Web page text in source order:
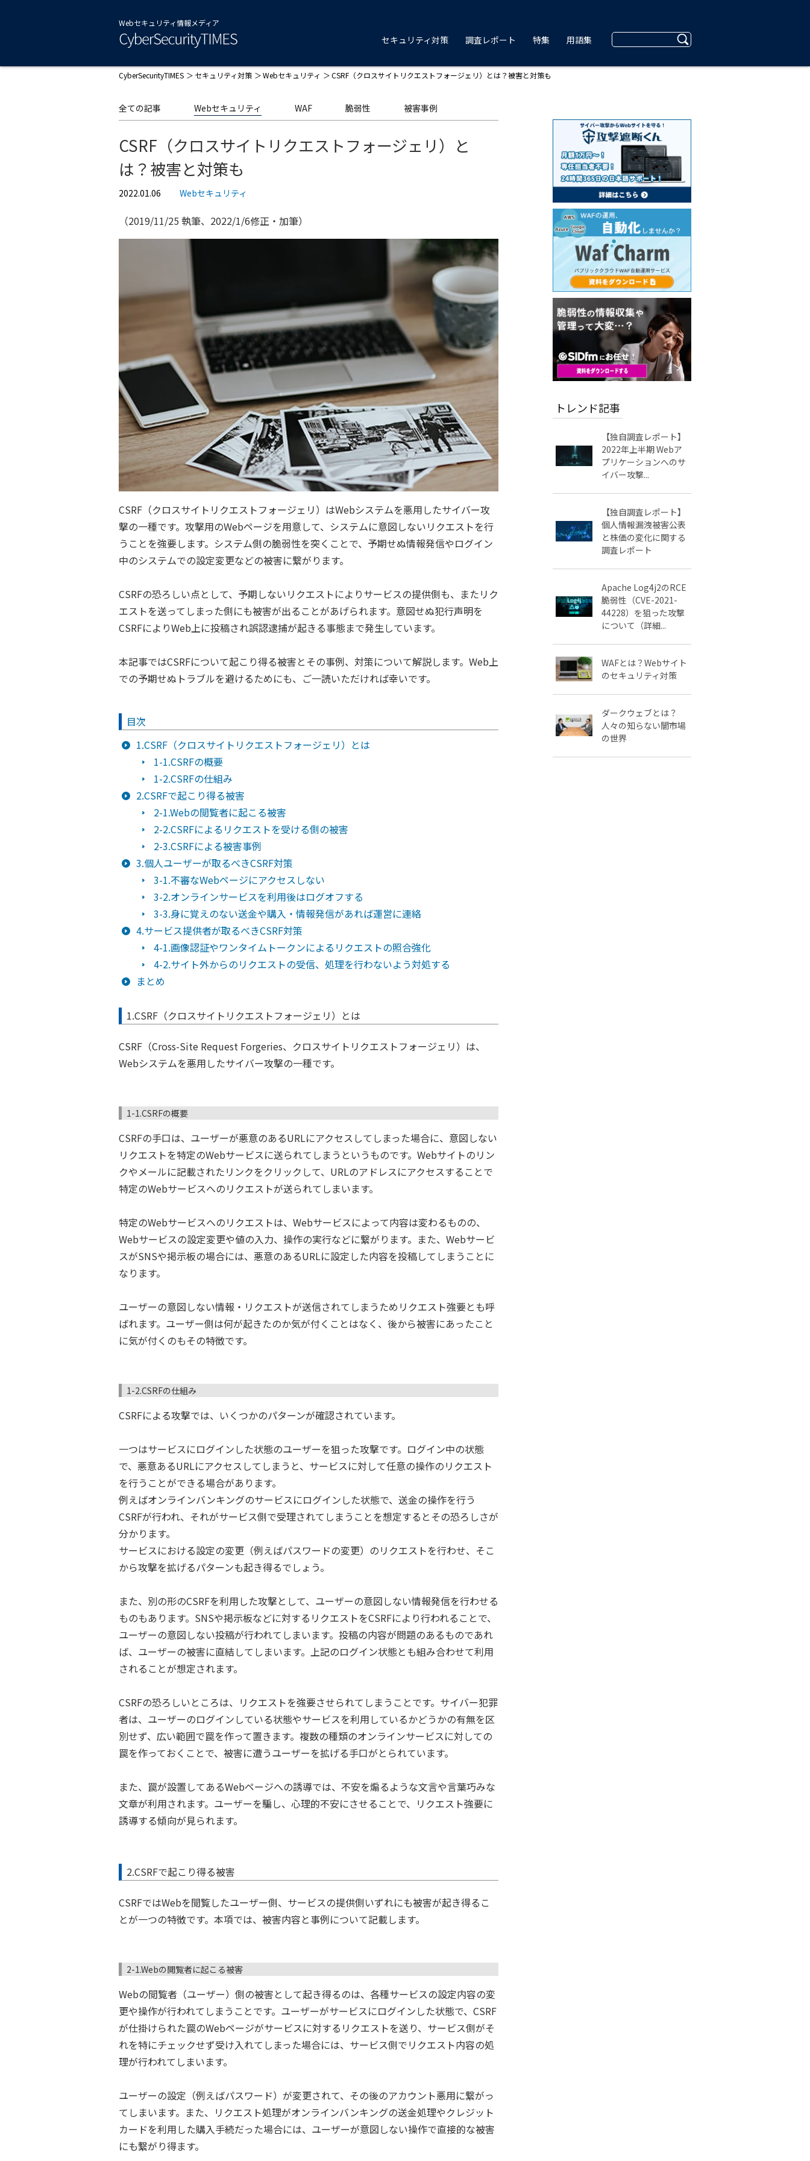
Webセキュリティ情報メディア
セキュリティ対策 調査レポート 特集 用語集
CyberSecurityTIMES セキュリティ対策 Webセキュリティ CSRF（クロスサイトリクエストフォージェリ）とは？被害と対策も
全ての記事 Webセキュリティ WAF 脆弱性 被害事例
CSRF（クロスサイトリクエストフォージェリ）と
は？被害と対策も
2022.01.06 Webセキュリティ
（2019/11/25 執筆、2022/1/6修正・加筆）
CSRF（クロスサイトリクエストフォージェリ）はWebシステムを悪用したサイバー攻
撃の一種です。攻撃用のWebページを用意して、システムに意図しないリクエストを行
うことを強要します。システム側の脆弱性を突くことで、予期せぬ情報発信やログイン
中のシステムでの設定変更などの被害に繋がります。
CSRFの恐ろしい点として、予期しないリクエストによりサービスの提供側も、またリク
エストを送ってしまった側にも被害が出ることがあげられます。意図せぬ犯行声明を
CSRFによりWeb上に投稿され誤認逮捕が起きる事態まで発生しています。
本記事ではCSRFについて起こり得る被害とその事例、対策について解説します。Web上
での予期せぬトラブルを避けるためにも、ご一読いただければ幸いです。
目次
1.CSRF（クロスサイトリクエストフォージェリ）とは
1-1.CSRFの概要
1-2.CSRFの仕組み
2.CSRFで起こり得る被害
2-1.Webの閲覧者に起こる被害
2-2.CSRFによるリクエストを受ける側の被害
2-3.CSRFによる被害事例
3.個人ユーザーが取るべきCSRF対策
3-1.不審なWebページにアクセスしない
3-2.オンラインサービスを利用後はログオフする
3-3.身に覚えのない送金や購入・情報発信があれば運営に連絡
4.サービス提供者が取るべきCSRF対策
4-1.画像認証やワンタイムトークンによるリクエストの照合強化
4-2.サイト外からのリクエストの受信、処理を行わないよう対処する
まとめ
1.CSRF（クロスサイトリクエストフォージェリ）とは
CSRF（Cross-Site Request Forgeries、クロスサイトリクエストフォージェリ）は、
Webシステムを悪用したサイバー攻撃の一種です。
1-1.CSRFの概要
CSRFの手口は、ユーザーが悪意のあるURLにアクセスしてしまった場合に、意図しない
リクエストを特定のWebサービスに送られてしまうというものです。Webサイトのリン
クやメールに記載されたリンクをクリックして、URLのアドレスにアクセスすることで
特定のWebサービスへのリクエストが送られてしまいます。
特定のWebサービスへのリクエストは、Webサービスによって内容は変わるものの、
Webサービスの設定変更や値の入力、操作の実行などに繋がります。また、Webサービ
スがSNSや掲示板の場合には、悪意のあるURLに設定した内容を投稿してしまうことに
なります。
ユーザーの意図しない情報・リクエストが送信されてしまうためリクエスト強要とも呼
ばれます。ユーザー側は何が起きたのか気が付くことはなく、後から被害にあったこと
に気が付くのもその特徴です。
1-2.CSRFの仕組み
CSRFによる攻撃では、いくつかのパターンが確認されています。
一つはサービスにログインした状態のユーザーを狙った攻撃です。ログイン中の状態
で、悪意あるURLにアクセスしてしまうと、サービスに対して任意の操作のリクエスト
を行うことができる場合があります。
例えばオンラインバンキングのサービスにログインした状態で、送金の操作を行う
CSRFが行われ、それがサービス側で受理されてしまうことを想定するとその恐ろしさが
分かります。
サービスにおける設定の変更（例えばパスワードの変更）のリクエストを行わせ、そこ
から攻撃を拡げるパターンも起き得るでしょう。
また、別の形のCSRFを利用した攻撃として、ユーザーの意図しない情報発信を行わせる
ものもあります。SNSや掲示板などに対するリクエストをCSRFにより行われることで、
ユーザーの意図しない投稿が行われてしまいます。投稿の内容が問題のあるものであれ
ば、ユーザーの被害に直結してしまいます。上記のログイン状態とも組み合わせて利用
されることが想定されます。
CSRFの恐ろしいところは、リクエストを強要させられてしまうことです。サイバー犯罪
者は、ユーザーのログインしている状態やサービスを利用しているかどうかの有無を区
別せず、広い範囲で罠を作って置きます。複数の種類のオンラインサービスに対しての
罠を作っておくことで、被害に遭うユーザーを拡げる手口がとられています。
また、罠が設置してあるWebページへの誘導では、不安を煽るような文言や言葉巧みな
文章が利用されます。ユーザーを騙し、心理的不安にさせることで、リクエスト強要に
誘導する傾向が見られます。
2.CSRFで起こり得る被害
CSRFではWebを閲覧したユーザー側、サービスの提供側いずれにも被害が起き得るこ
とが一つの特徴です。本項では、被害内容と事例について記載します。
2-1.Webの閲覧者に起こる被害
Webの閲覧者（ユーザー）側の被害として起き得るのは、各種サービスの設定内容の変
更や操作が行われてしまうことです。ユーザーがサービスにログインした状態で、CSRF
が仕掛けられた罠のWebページがサービスに対するリクエストを送り、サービス側がそ
れを特にチェックせず受け入れてしまった場合には、サービス側でリクエスト内容の処
理が行われてしまいます。
ユーザーの設定（例えばパスワード）が変更されて、その後のアカウント悪用に繋がっ
てしまいます。また、リクエスト処理がオンラインバンキングの送金処理やクレジット
カードを利用した購入手続だった場合には、ユーザーが意図しない操作で直接的な被害
にも繋がり得ます。
トレンド記事
【独自調査レポート】
2022年上半期 Webア
プリケーションへのサ
イバー攻撃...
【独自調査レポート】
個人情報漏洩被害公表
と株価の変化に関する
調査レポート
Apache Log4j2のRCE
脆弱性（CVE-2021-
44228）を狙った攻撃
について（詳細...
WAFとは？Webサイト
のセキュリティ対策
ダークウェブとは？
人々の知らない闇市場
の世界